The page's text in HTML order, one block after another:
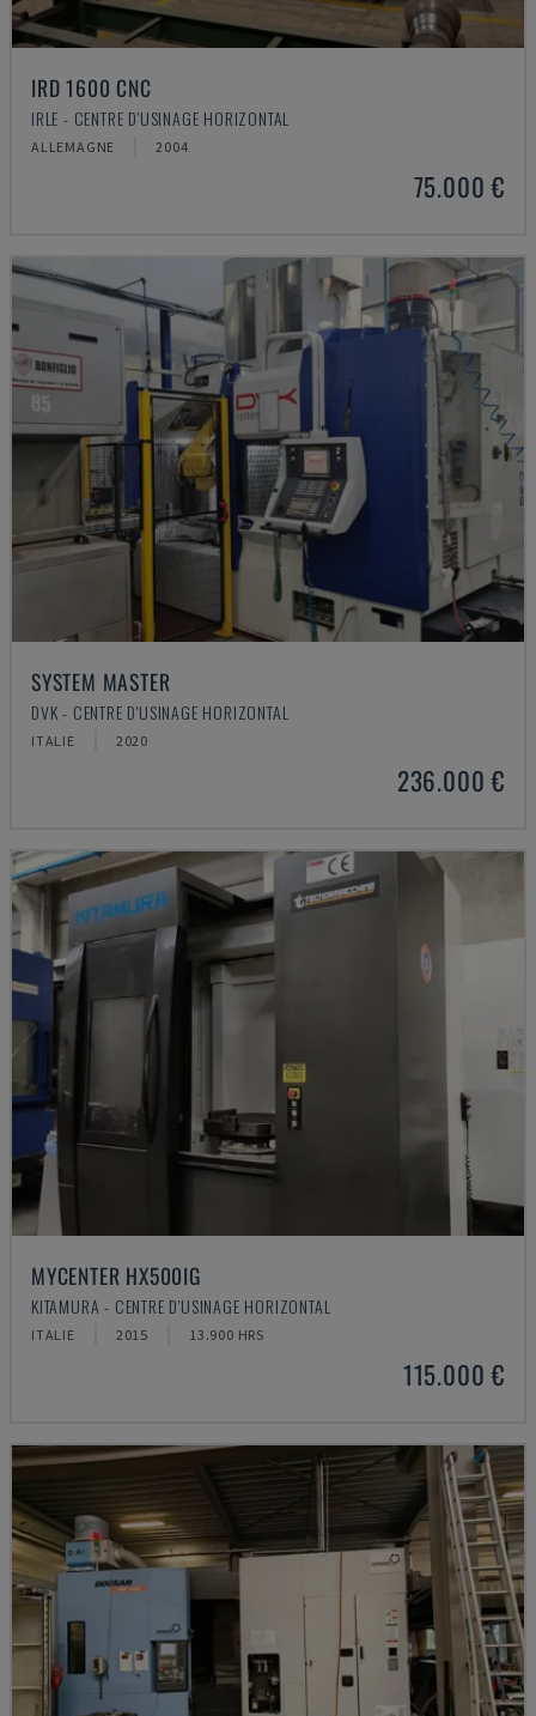
IRD 1600 CNC
IRLE - CENTRE D'USINAGE HORIZONTAL
ALLEMAGNE 2004
75.000 €
SYSTEM MASTER
DVK - CENTRE D'USINAGE HORIZONTAL
ITALIE 2020
236.000 €
MYCENTER HX500IG
KITAMURA - CENTRE D'USINAGE HORIZONTAL
ITALIE 2015 13.900 HRS
115.000 €